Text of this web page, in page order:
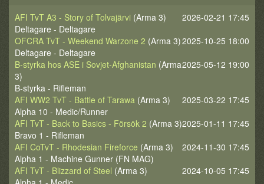
2026-02-21 17:45
AFI TvT A3 - Story of Tolvajärvi (Arma 3)
Deltagare - Deltagare
2025-10-25 18:00
OFCRA TvT - Weekend Warzone 2 (Arma 3)
Deltagare - Deltagare
2025-05-12 19:00
B-styrka hos ASE i Sovjet-Afghanistan (Arma
3)
B-styrka - Rifleman
2025-03-22 17:45
AFI WW2 TvT - Battle of Tarawa (Arma 3)
Alpha 10 - Medic/Runner
2025-01-11 17:45
AFI TvT - Back to Basics - Försök 2 (Arma 3)
Bravo 1 - Rifleman
2024-11-30 17:45
AFI CoTvT - Rhodesian Fireforce (Arma 3)
Alpha 1 - Machine Gunner (FN MAG)
2024-10-05 17:45
AFI TvT - Blizzard of Steel (Arma 3)